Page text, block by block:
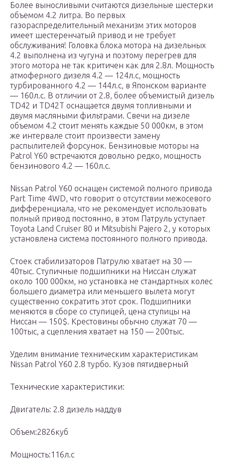
Более выносливыми считаются дизельные шестерки
объемом 4.2 литра. Во первых
газораспределительный механизм этих моторов
имеет шестеренчатый привод и не требует
обслуживания! Головка блока мотора на дизельных
4.2 выполнена из чугуна и поэтому перегрев для
этого мотора не так критичен как для 2.8л. Мощность
атмоферного дизеля 4.2 — 124л.с, мощность
турбированного 4.2 — 144л.с, в Японском варианте
— 160л.с. В отличии от 2.8, более объемистый дизель
TD42 и TD42T оснащается двумя топливными и
двумя масляными фильтрами. Свечи на дизеле
объемом 4.2 стоит менять каждые 50 000км, в этом
же интервале стоит произвести замену
распылителей форсунок. Бензиновые моторы на
Patrol Y60 встречаются довольно редко, мощность
бензинового 4.2 — 160л.с.
Nissan Patrol Y60 оснащен системой полного привода
Part Time 4WD, что говорит о отсутствии межосевого
дифференциала, что не рекомендует использовать
полный привод постоянно, в этом Патруль уступает
Toyota Land Cruiser 80 и Mitsubishi Pajero 2, у которых
установлена система постоянного полного привода.
Стоек стабилизаторов Патрулю хватает на 30 —
40тыс. Ступичные подшипники на Ниссан служат
около 100 000км, но установка не стандартных колес
большего диаметра или меньшего вылета могут
существенно сократить этот срок. Подшипники
меняются в сборе со ступицей, цена ступицы на
Ниссан — 150$. Крестовины обычно служат 70 —
100тыс, а сцепления хватает на 150 — 200тыс.
Уделим внимание техническим характеристикам
Nissan Patrol Y60 2.8 турбо. Кузов пятидверный
Технические характеристики:
Двигатель: 2.8 дизель наддув
Объем:2826куб
Мощность:116л.с